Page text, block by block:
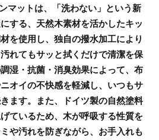
マットは、「洗わない」という新
する、天然木素材を活かしたキッ
を使用し、独自の撥水加工により
れてもサッと拭くだけで清潔を保
湿・抗菌・消臭効果によって、布
オイの不快感を軽減し、いつもサ
ます。また、ドイツ製の自然塗料
ているため、木が呼吸する性質を
や汚れを防ぎながら、お手入れも